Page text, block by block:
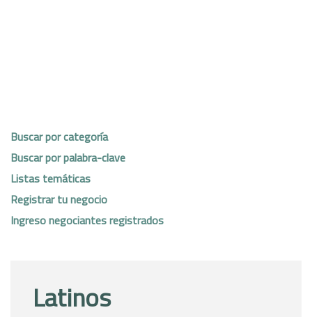
Buscar por categoría
Buscar por palabra-clave
Listas temáticas
Registrar tu negocio
Ingreso negociantes registrados
Latinos